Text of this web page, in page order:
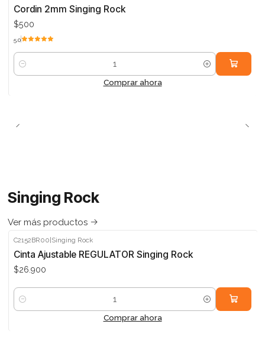
Cordin 2mm Singing Rock
$500
5.0
Cantidad
Comprar ahora
Singing Rock
Ver más productos
C2152BR00|Singing Rock
Cinta Ajustable REGULATOR Singing Rock
$26.900
Cantidad
Comprar ahora